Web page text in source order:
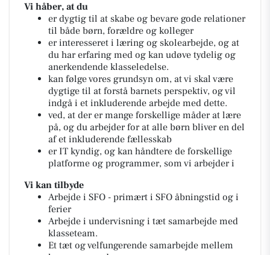
Vi håber, at du
er dygtig til at skabe og bevare gode relationer
til både børn, forældre og kolleger
er interesseret i læring og skolearbejde, og at
du har erfaring med og kan udøve tydelig og
anerkendende klasseledelse.
kan følge vores grundsyn om, at vi skal være
dygtige til at forstå barnets perspektiv, og vil
indgå i et inkluderende arbejde med dette.
ved, at der er mange forskellige måder at lære
på, og du arbejder for at alle børn bliver en del
af et inkluderende fællesskab
er IT kyndig, og kan håndtere de forskellige
platforme og programmer, som vi arbejder i
Vi kan tilbyde
Arbejde i SFO - primært i SFO åbningstid og i
ferier
Arbejde i undervisning i tæt samarbejde med
klasseteam.
Et tæt og velfungerende samarbejde mellem